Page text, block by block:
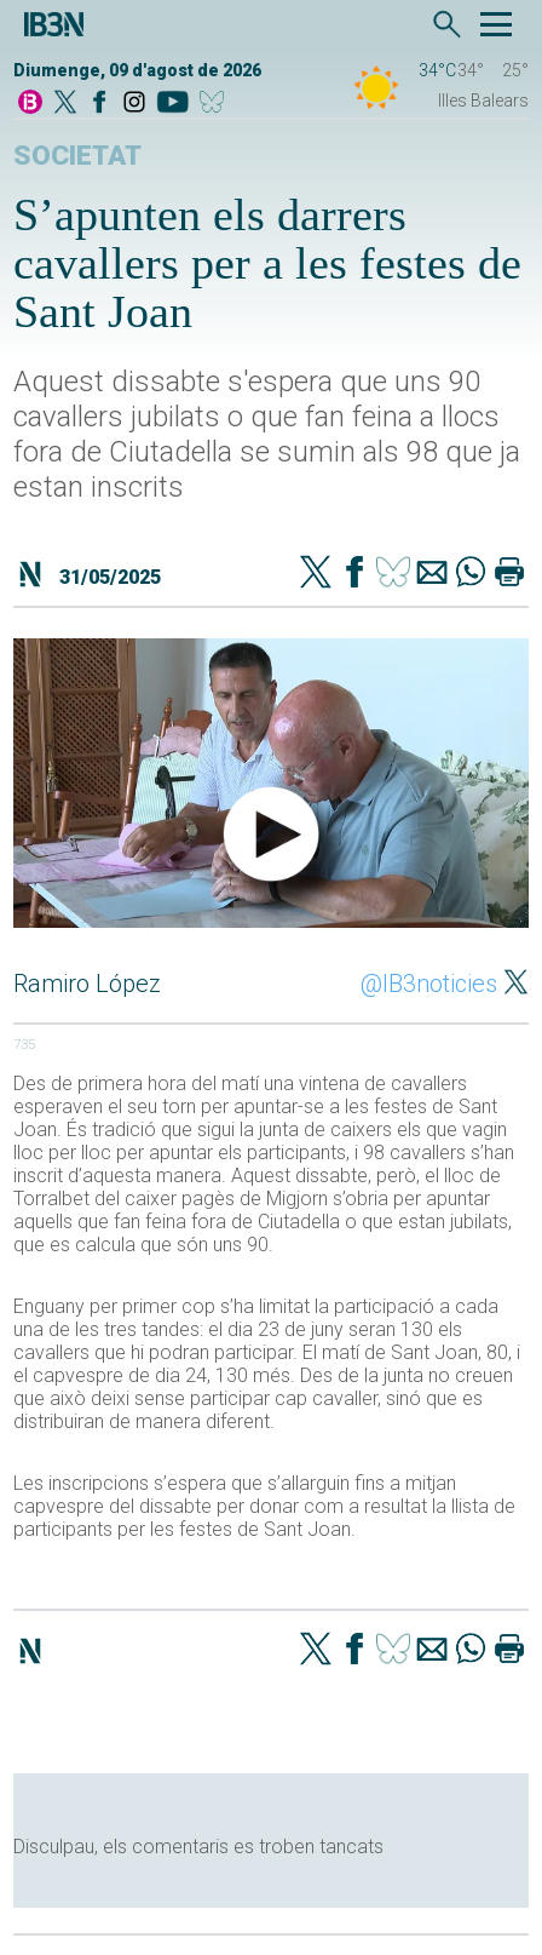
Diumenge, 09 d'agost de 2026 34°C34°
25°
Illes Balears
SOCIETAT
S’apunten els darrers
cavallers per a les festes de
Sant Joan
Aquest dissabte s'espera que uns 90
cavallers jubilats o que fan feina a llocs
fora de Ciutadella se sumin als 98 que ja
estan inscrits
31/05/2025
Ramiro López @IB3noticies
735
Des de primera hora del matí una vintena de cavallers
esperaven el seu torn per apuntar-se a les festes de Sant
Joan. És tradició que sigui la junta de caixers els que vagin
lloc per lloc per apuntar els participants, i 98 cavallers s’han
inscrit d’aquesta manera. Aquest dissabte, però, el lloc de
Torralbet del caixer pagès de Migjorn s’obria per apuntar
aquells que fan feina fora de Ciutadella o que estan jubilats,
que es calcula que són uns 90.
Enguany per primer cop s’ha limitat la participació a cada
una de les tres tandes: el dia 23 de juny seran 130 els
cavallers que hi podran participar. El matí de Sant Joan, 80, i
el capvespre de dia 24, 130 més. Des de la junta no creuen
que això deixi sense participar cap cavaller, sinó que es
distribuiran de manera diferent.
Les inscripcions s’espera que s’allarguin fins a mitjan
capvespre del dissabte per donar com a resultat la llista de
participants per les festes de Sant Joan.
Disculpau, els comentaris es troben tancats